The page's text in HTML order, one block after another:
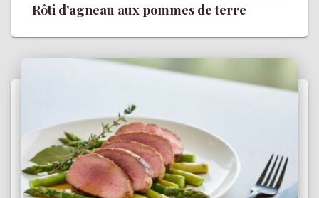
Rôti d’agneau aux pommes de terre